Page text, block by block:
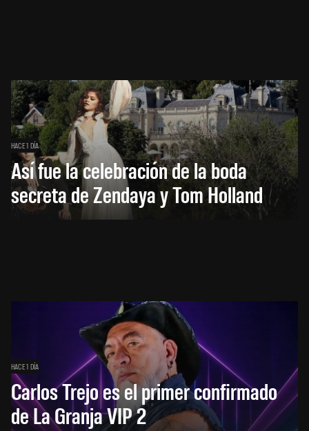
HACE 1 DÍA
Así fue la celebración de la boda
secreta de Zendaya y Tom Holland
HACE 1 DÍA
Carlos Trejo es el primer confirmado
de La Granja VIP 2